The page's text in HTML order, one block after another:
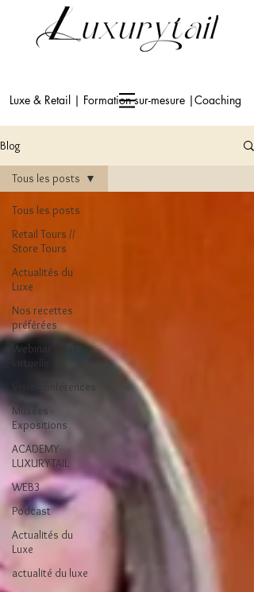
Luxe & Retail | Formation sur-mesure |Coaching
Blog
Tous les posts
Retail Tours //
Store Tours
Actualités du
Luxe
Nos recettes
préférées
Webinar - classe
virtuelle
Visio-conférences
Musées -
Expositions
ACADEMY
LUXURYTAIL
WEB3
Podcast
Actualités du
Luxe
actualité du luxe
Tous les posts